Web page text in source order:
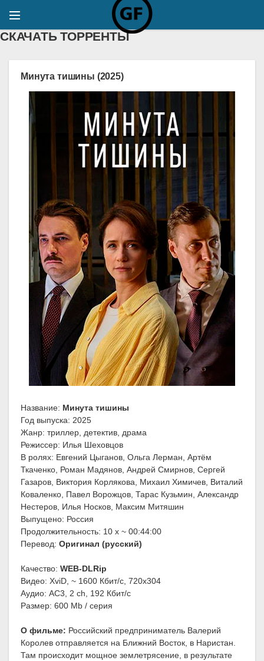
СКАЧАТЬ ТОРРЕНТЫ
Минута тишины (2025)
Название: Минута тишины
Год выпуска: 2025
Жанр: триллер, детектив, драма
Режиссер: Илья Шеховцов
В ролях: Евгений Цыганов, Ольга Лерман, Артём
Ткаченко, Роман Мадянов, Андрей Смирнов, Сергей
Газаров, Виктория Корлякова, Михаил Химичев, Виталий
Коваленко, Павел Ворожцов, Тарас Кузьмин, Александр
Нестеров, Илья Носков, Максим Митяшин
Выпущено: Россия
Продолжительность: 10 x ~ 00:44:00
Перевод: Оригинал (русский)
Качество: WEB-DLRip
Видео: XviD, ~ 1600 Кбит/с, 720x304
Аудио: AC3, 2 ch, 192 Кбит/с
Размер: 600 Mb / серия
О фильме: Российский предприниматель Валерий
Королев отправляется на Ближний Восток, в Наристан.
Там происходит мощное землетрясение, в результате